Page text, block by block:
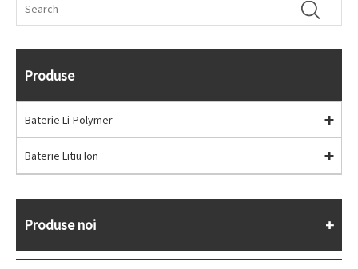
Produse
Baterie Li-Polymer
Baterie Litiu Ion
Produse noi